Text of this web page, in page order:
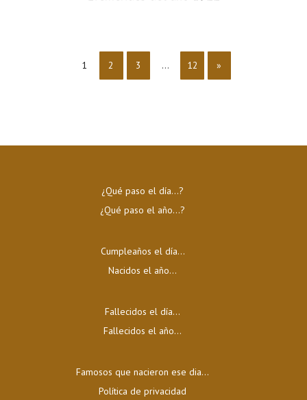
1 2 3 … 12 »
¿Qué paso el día…?
¿Qué paso el año…?
Cumpleaños el día…
Nacidos el año…
Fallecidos el día…
Fallecidos el año…
Famosos que nacieron ese dia...
Política de privacidad